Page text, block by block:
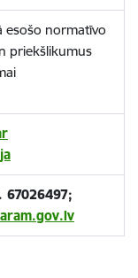
esošo normatīvo
priekšlikumus
67026497;